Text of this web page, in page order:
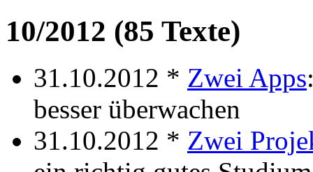
10/2012 (85 Texte)
31.10.2012 * Zwei Apps
besser überwachen
31.10.2012 * Zwei